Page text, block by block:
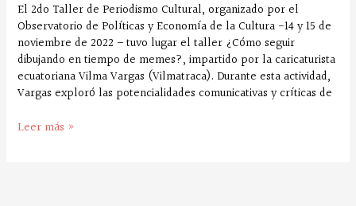
El 2do Taller de Periodismo Cultural, organizado por el
Observatorio de Políticas y Economía de la Cultura -14 y 15 de
noviembre de 2022 – tuvo lugar el taller ¿Cómo seguir
dibujando en tiempo de memes?, impartido por la caricaturista
ecuatoriana Vilma Vargas (Vilmatraca). Durante esta actividad,
Vargas exploró las potencialidades comunicativas y críticas de
Leer más »